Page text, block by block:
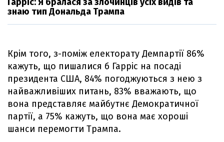
знаю тип Дональда Трампа
Крім того, з-поміж електорату Демпартії 86%
кажуть, що пишалися б Гарріс на посаді
президента США, 84% погоджуються з нею з
найважливіших питань, 83% вважають, що
вона представляє майбутнє Демократичної
партії, а 75% кажуть, що вона має хороші
шанси перемогти Трампа.